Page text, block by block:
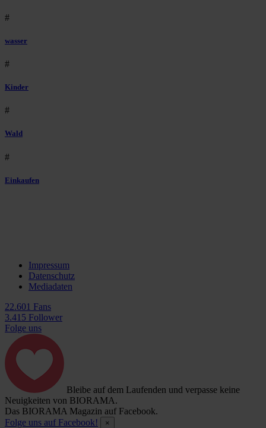
#
wasser
#
Kinder
#
Wald
#
Einkaufen
Impressum
Datenschutz
Mediadaten
22.601 Fans
3.415 Follower
Folge uns
Bleibe auf dem Laufenden und verpasse keine
Neuigkeiten von BIORAMA.
Das BIORAMA Magazin auf Facebook.
Folge uns auf Facebook!
×